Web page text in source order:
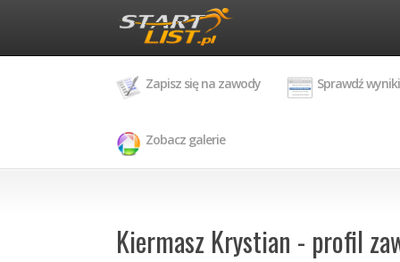
Zapisz się na zawody Sprawdź wyniki
Zobacz galerie
Kiermasz Krystian - profil